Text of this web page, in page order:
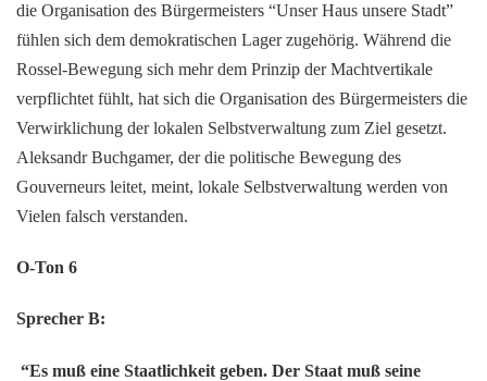
die Organisation des Bürgermeisters “Unser Haus unsere Stadt”
fühlen sich dem demokratischen Lager zugehörig. Während die
Rossel-Bewegung sich mehr dem Prinzip der Machtvertikale
verpflichtet fühlt, hat sich die Organisation des Bürgermeisters die
Verwirklichung der lokalen Selbstverwaltung zum Ziel gesetzt.
Aleksandr Buchgamer, der die politische Bewegung des
Gouverneurs leitet, meint, lokale Selbstverwaltung werden von
Vielen falsch verstanden.
O-Ton 6
Sprecher B:
“Es muß eine Staatlichkeit geben. Der Staat muß seine